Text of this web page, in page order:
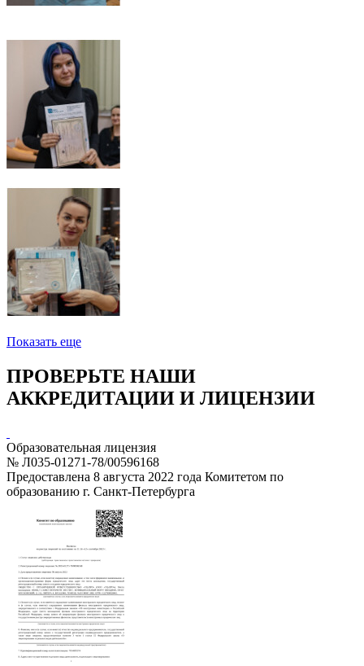
Показать еще
ПРОВЕРЬТЕ НАШИ
АККРЕДИТАЦИИ И ЛИЦЕНЗИИ
Образовательная лицензия
№ Л035-01271-78/00596168
Предоставлена 8 августа 2022 года Комитетом по
образованию г. Санкт-Петербурга